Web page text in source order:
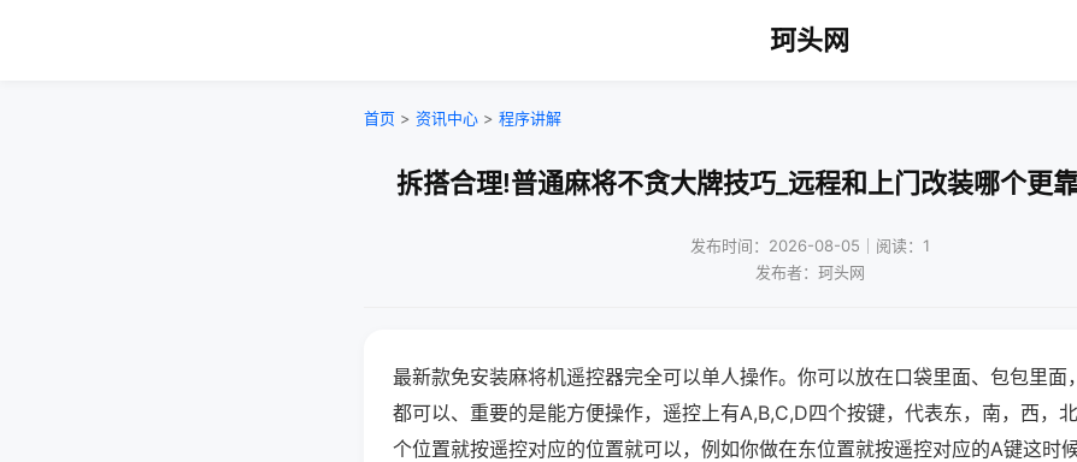
珂头网
首页 > 资讯中心 > 程序讲解
拆搭合理!普通麻将不贪大牌技巧_远程和上门改装哪个更
发布时间：2026-08-05｜阅读：1
发布者：珂头网
最新款免安装麻将机遥控器完全可以单人操作。你可以放在口袋里面、包包里面
都可以、重要的是能方便操作，遥控上有A,B,C,D四个按键，代表东，南，西，
个位置就按遥控对应的位置就可以，例如你做在东位置就按遥控对应的A键这时